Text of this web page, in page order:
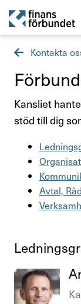
Kontakta
Kansliet
stöd till dig
Avtal,